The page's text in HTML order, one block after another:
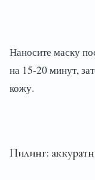
Наносите маску
на 15-20 минут,
кожу.
Пилинг: